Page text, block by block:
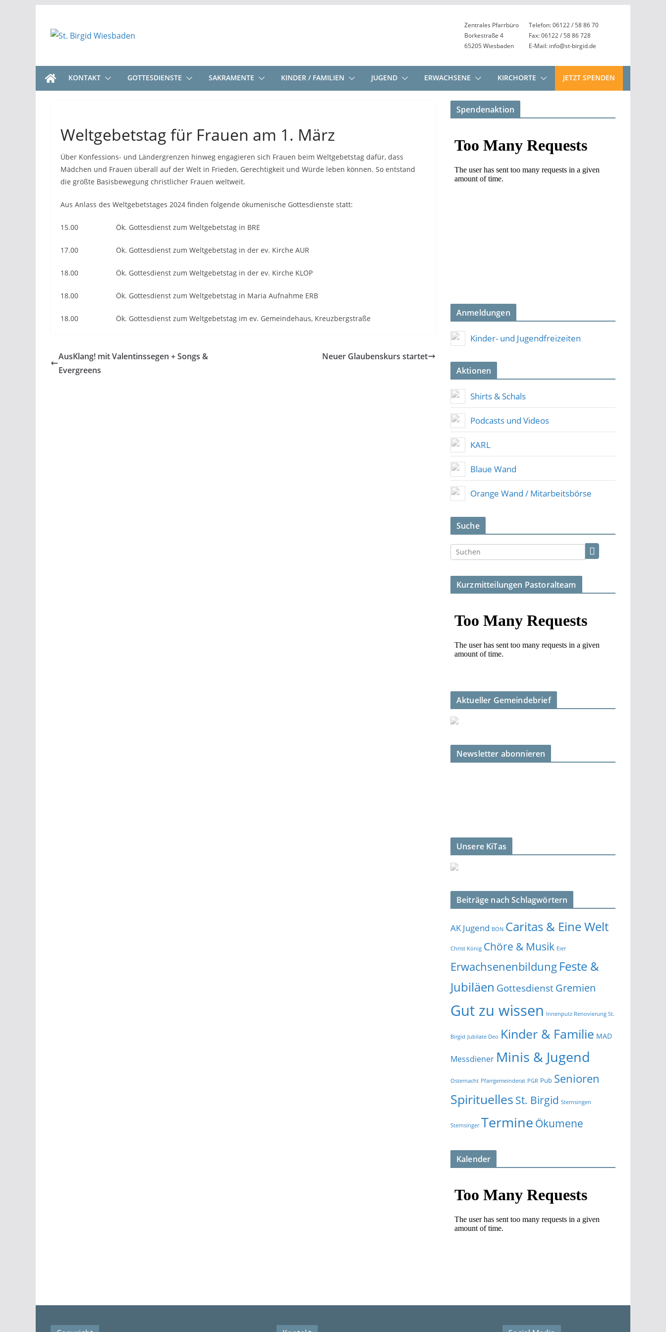
springen
Zentrales Pfarrbüro
Borkestraße 4
65205 Wiesbaden
Telefon: 06122 / 58 86 70
Fax: 06122 / 58 86 728
E-Mail: info@st-birgid.de
KONTAKT GOTTESDIENSTE SAKRAMENTE KINDER / FAMILIEN JUGEND ERWACHSENE KIRCHORTE JETZT SPENDEN
Weltgebetstag für Frauen am 1. März
Über Konfessions- und Ländergrenzen hinweg engagieren sich Frauen beim Weltgebetstag dafür, dass
Mädchen und Frauen überall auf der Welt in Frieden, Gerechtigkeit und Würde leben können. So entstand
die größte Basisbewegung christlicher Frauen weltweit.
Aus Anlass des Weltgebetstages 2024 finden folgende ökumenische Gottesdienste statt:
15.00 Ök. Gottesdienst zum Weltgebetstag in BRE
17.00 Ök. Gottesdienst zum Weltgebetstag in der ev. Kirche AUR
18.00 Ök. Gottesdienst zum Weltgebetstag in der ev. Kirche KLOP
18.00 Ök. Gottesdienst zum Weltgebetstag in Maria Aufnahme ERB
18.00 Ök. Gottesdienst zum Weltgebetstag im ev. Gemeindehaus, Kreuzbergstraße
AusKlang! mit Valentinssegen + Songs &
Evergreens
Neuer Glaubenskurs startet
Spendenaktion
Anmeldungen
Kinder- und Jugendfreizeiten
Aktionen
Shirts & Schals
Podcasts und Videos
KARL
Blaue Wand
Orange Wand / Mitarbeitsbörse
Suche
Kurzmitteilungen Pastoralteam
Aktueller Gemeindebrief
Newsletter abonnieren
Unsere KiTas
Beiträge nach Schlagwörtern
AK Jugend BON Caritas & Eine Welt
Christ König Chöre & Musik Eier
Erwachsenenbildung Feste &
Jubiläen GottesdienstGremien
Gut zu wissen Innenputz Renovierung St.
Birgid Jubilate Deo Kinder & Familie MAD
Messdiener Minis & Jugend
Osternacht Pfarrgemeinderat PGR Pub Senioren
Spirituelles St. Birgid Sternsingen
Sternsinger Termine Ökumene
Kalender